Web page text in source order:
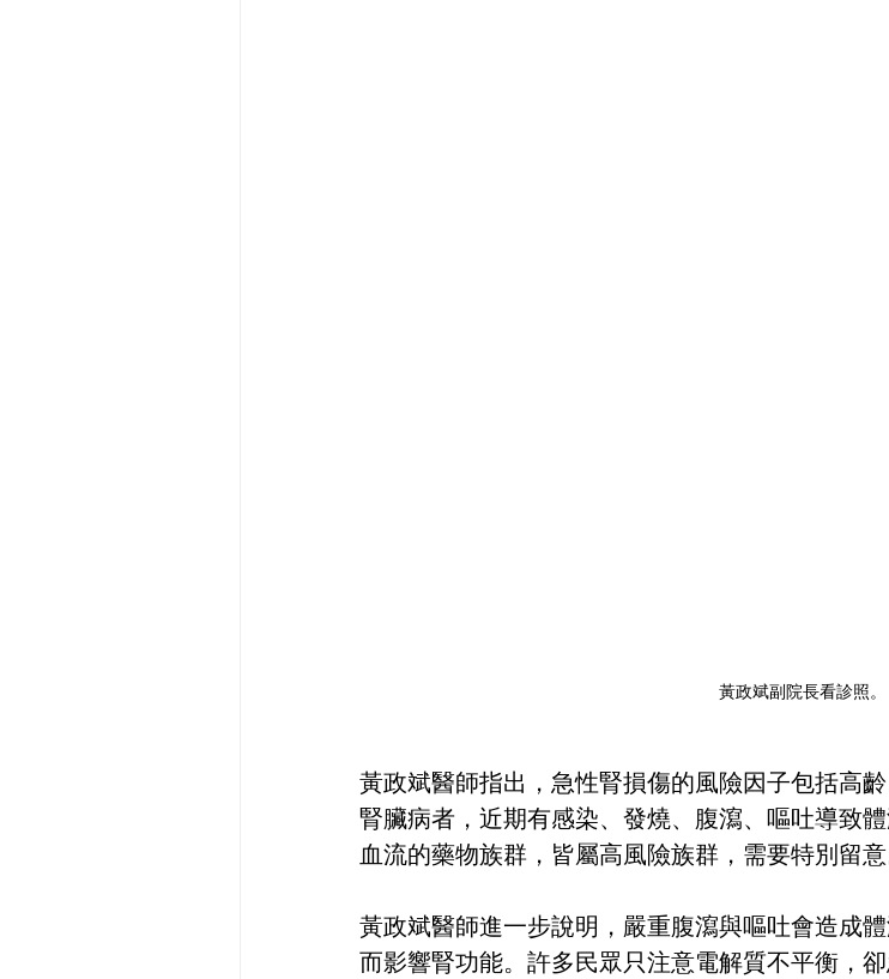
黃政斌副院長看診照。
黃政斌醫師指出，急性腎損傷的風險因子包括高
腎臟病者，近期有感染、發燒、腹瀉、嘔吐導致
血流的藥物族群，皆屬高風險族群，需要特別留意
黃政斌醫師進一步說明，嚴重腹瀉與嘔吐會造成
而影響腎功能。許多民眾只注意電解質不平衡，